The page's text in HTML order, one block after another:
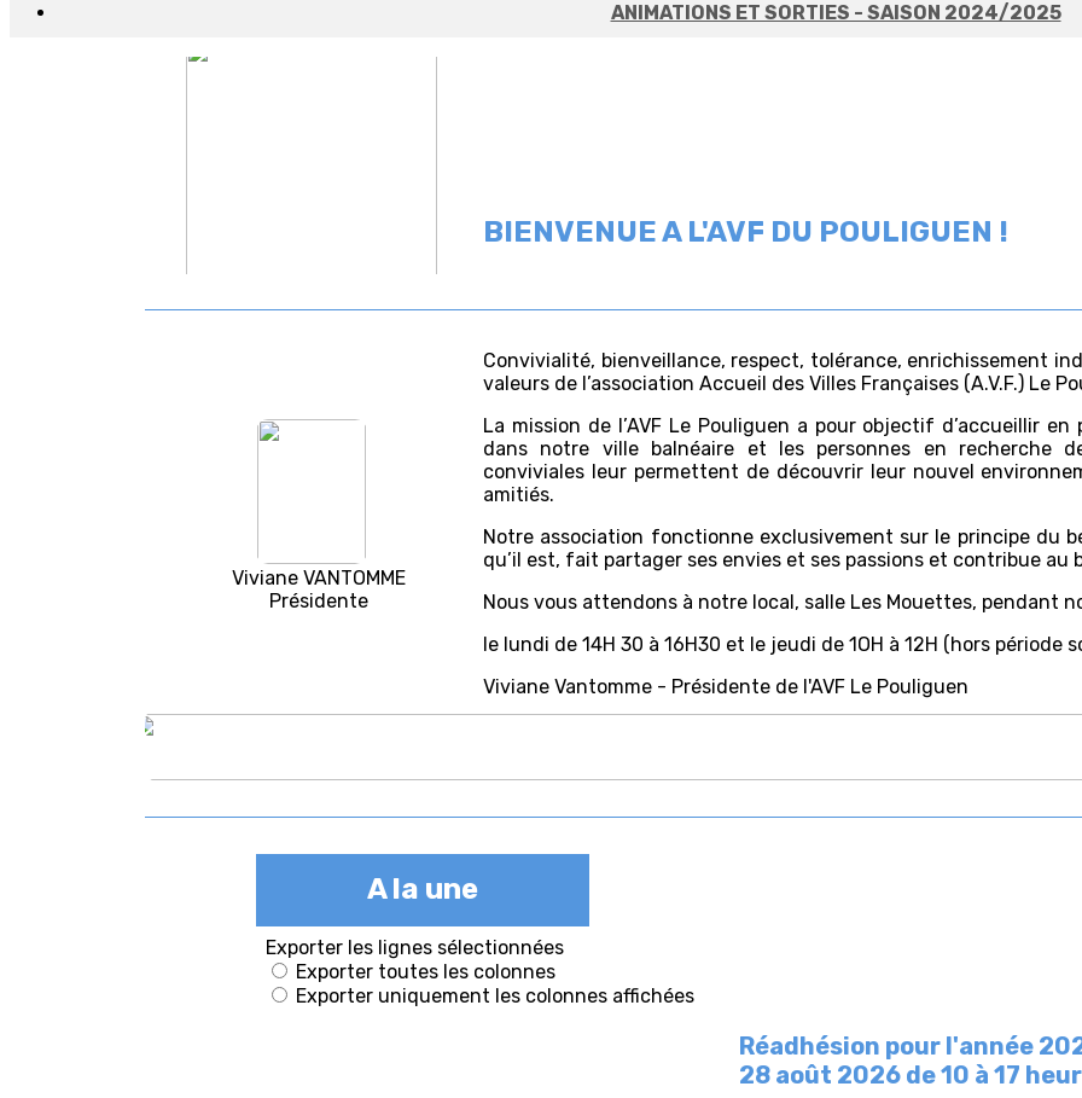
ANIMATIONS ET SORTIES - SAISON 2024/2025
BIENVENUE A L'AVF DU POULIGUEN !
Convivialité, bienveillance, respect, tolérance, enrichissement
valeurs de l’association Accueil des Villes Françaises (A.V.F.) Le
La mission de l’AVF Le Pouliguen a pour objectif d’accueillir
dans notre ville balnéaire et les personnes en recherche
conviviales leur permettent de découvrir leur nouvel
amitiés.
Notre association fonctionne exclusivement sur le principe du
qu’il est, fait partager ses envies et ses passions et contribue au
Nous vous attendons à notre local, salle Les Mouettes, pendant
le lundi de 14H 30 à 16H30 et le jeudi de 1OH à 12H (hors période
Viviane Vantomme - Présidente de l'AVF Le Pouliguen
Viviane VANTOMME
Présidente
A la une